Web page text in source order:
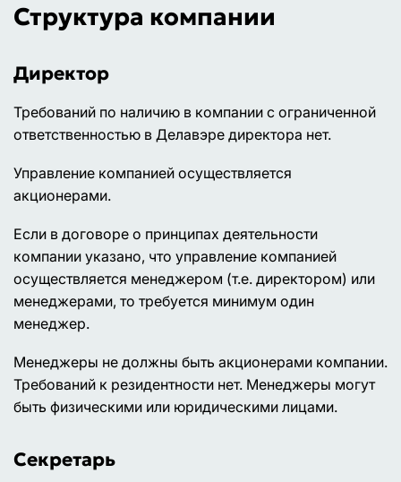
Структура компании
Директор
Требований по наличию в компании с ограниченной
ответственностью в Делавэре директора нет.
Управление компанией осуществляется
акционерами.
Если в договоре о принципах деятельности
компании указано, что управление компанией
осуществляется менеджером (т.е. директором) или
менеджерами, то требуется минимум один
менеджер.
Менеджеры не должны быть акционерами компании.
Требований к резидентности нет. Менеджеры могут
быть физическими или юридическими лицами.
Секретарь